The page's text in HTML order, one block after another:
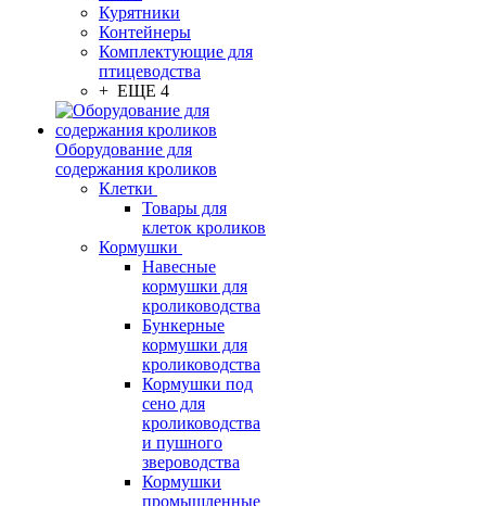
Курятники
Контейнеры
Комплектующие для
птицеводства
+ ЕЩЕ 4
Оборудование для
содержания кроликов
Клетки
Товары для
клеток кроликов
Кормушки
Навесные
кормушки для
кролиководства
Бункерные
кормушки для
кролиководства
Кормушки под
сено для
кролиководства
и пушного
звероводства
Кормушки
промышленные